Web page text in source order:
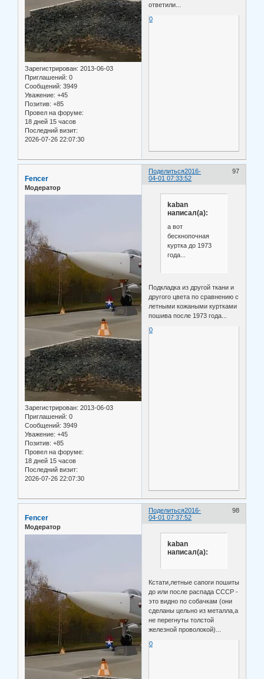
Зарегистрирован: 2013-06-03
Приглашений: 0
Сообщений: 3949
Уважение: +45
Позитив: +85
Провел на форуме:
18 дней 15 часов
Последний визит:
2026-07-26 22:07:30
ответили...
0
Поделиться 97
2016-
04-01 07:33:52
Fencer
Модератор
Зарегистрирован: 2013-06-03
Приглашений: 0
Сообщений: 3949
Уважение: +45
Позитив: +85
Провел на форуме:
18 дней 15 часов
Последний визит:
2026-07-26 22:07:30
kaban
написал(а):
а вот
бескнопочная
куртка до 1973
года...
Подкладка из другой ткани и
другого цвета по сравнению с
летными кожаными куртками
пошива после 1973 года...
0
Поделиться 98
2016-
04-01 07:37:52
Fencer
Модератор
kaban
написал(а):
Кстати,летные сапоги пошиты
до или после распада СССР -
это видно по собачкам (они
сделаны цельно из металла,а
не перегнуты толстой
железной проволокой)...
0